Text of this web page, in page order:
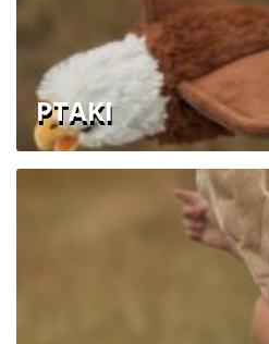
PTAKI